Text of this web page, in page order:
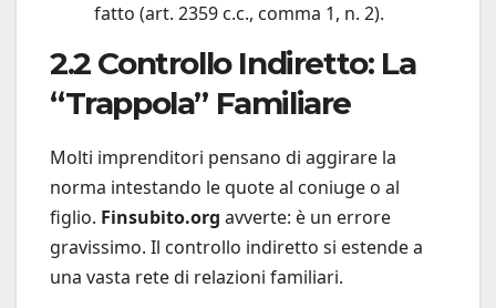
fatto (art. 2359 c.c., comma 1, n. 2).
2.2 Controllo Indiretto: La
“Trappola” Familiare
Molti imprenditori pensano di aggirare la
norma intestando le quote al coniuge o al
figlio. Finsubito.org avverte: è un errore
gravissimo. Il controllo indiretto si estende a
una vasta rete di relazioni familiari.